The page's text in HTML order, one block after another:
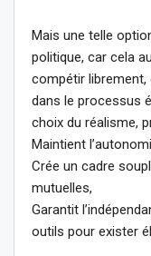
Mais une telle
politique, car cela
compétir librement,
dans le processus
choix du réalisme,
Maintient
Crée un cadre
mutuelles,
Garantit
outils pour exister